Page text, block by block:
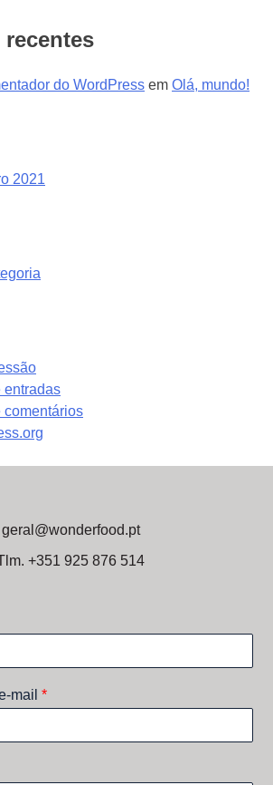
do WordPress em Olá, mundo!
2021
entradas
comentários
geral@wonderfood.pt
+351 925 876 514
mail *